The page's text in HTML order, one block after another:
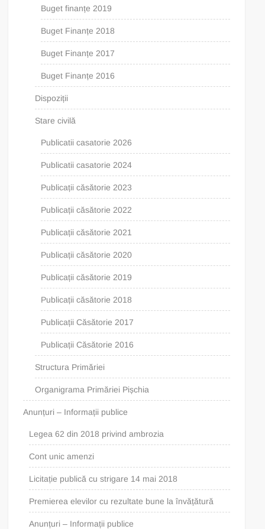
Buget finanțe 2019
Buget Finanțe 2018
Buget Finanțe 2017
Buget Finanțe 2016
Dispoziții
Stare civilă
Publicatii casatorie 2026
Publicatii casatorie 2024
Publicații căsătorie 2023
Publicații căsătorie 2022
Publicații căsătorie 2021
Publicații căsătorie 2020
Publicații căsătorie 2019
Publicații căsătorie 2018
Publicații Căsătorie 2017
Publicații Căsătorie 2016
Structura Primăriei
Organigrama Primăriei Pișchia
Anunțuri – Informații publice
Legea 62 din 2018 privind ambrozia
Cont unic amenzi
Licitație publică cu strigare 14 mai 2018
Premierea elevilor cu rezultate bune la învățătură
Anunțuri – Informații publice